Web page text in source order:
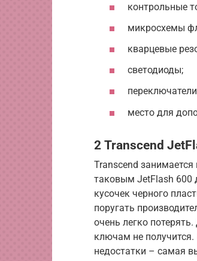
контрольные
микросхемы
кварцевые
светодиоды;
место для
2 Transcend
Transcend
таковым JetFlash 600
кусочек черного
поругать
очень легко
ключам не получится.
недостатки – самая